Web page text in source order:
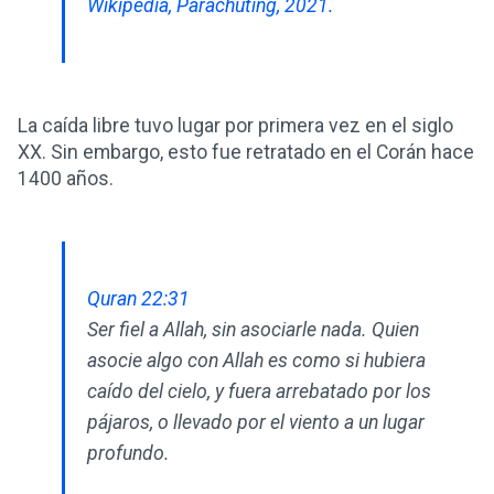
Wikipedia, Parachuting, 2021.
La caída libre tuvo lugar por primera vez en el siglo
XX. Sin embargo, esto fue retratado en el Corán hace
1400 años.
Quran 22:31
Ser fiel a Allah, sin asociarle nada. Quien
asocie algo con Allah es como si hubiera
caído del cielo, y fuera arrebatado por los
pájaros, o llevado por el viento a un lugar
profundo.